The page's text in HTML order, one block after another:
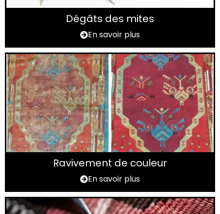
Dégâts des mites
En savoir plus
Ravivement de couleur
En savoir plus